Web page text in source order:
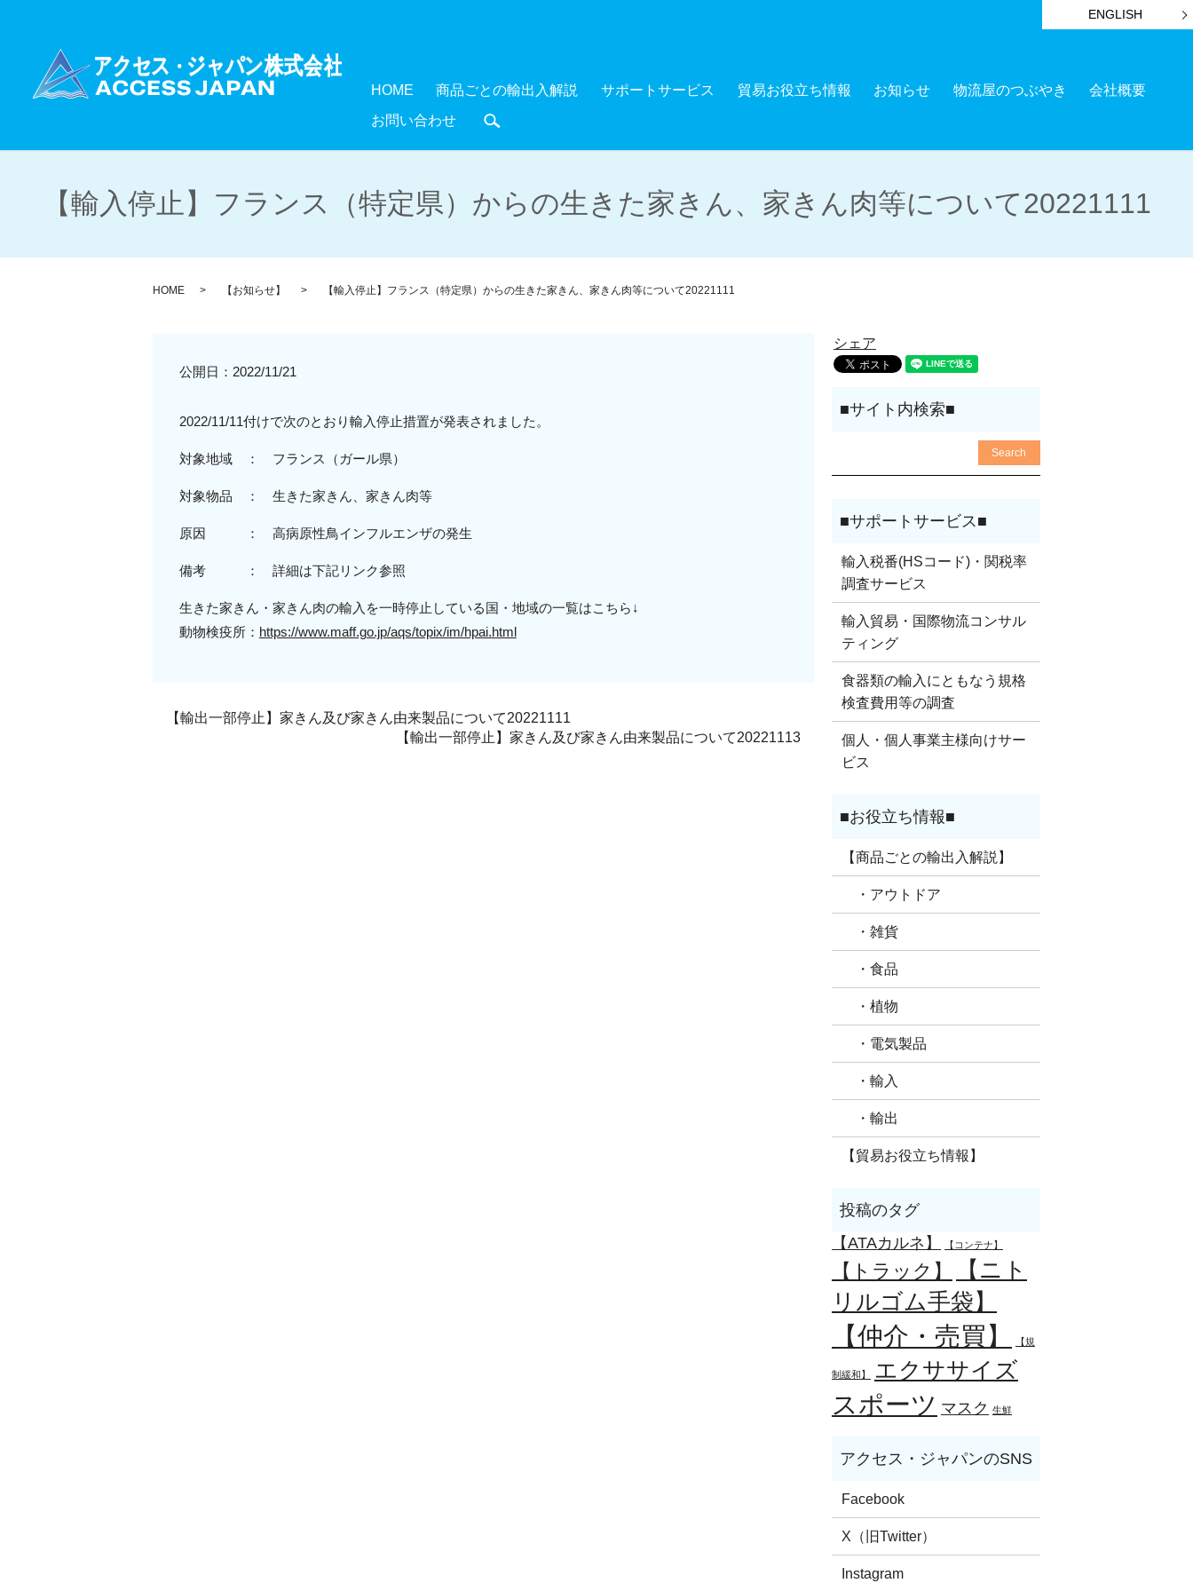
ENGLISH
HOME 商品ごとの輸出入解説 サポートサービス 貿易お役立ち情報 お知らせ 物流屋のつぶやき
会社概要
お問い合わせ
【輸入停止】フランス（特定県）からの生きた家きん、家きん肉等について20221111
HOME 【お知らせ】 【輸入停止】フランス（特定県）からの生きた家きん、家きん肉等について20221111
公開日： 2022/11/21
2022/11/11付けで次のとおり輸入停止措置が発表されました。
対象地域 ： フランス（ガール県）
対象物品 ： 生きた家きん、家きん肉等
原因 ： 高病原性鳥インフルエンザの発生
備考 ： 詳細は下記リンク参照
生きた家きん・家きん肉の輸入を一時停止している国・地域の一覧はこちら↓
動物検疫所： https://www.maff.go.jp/aqs/topix/im/hpai.html
【輸出一部停止】家きん及び家きん由来製品について20221111
【輸出一部停止】家きん及び家きん由来製品について20221113
シェア
輸入税番(HSコード)・関税率
調査サービス
輸入貿易・国際物流コンサル
ティング
食器類の輸入にともなう規格
検査費用等の調査
個人・個人事業主様向けサー
ビス
【商品ごとの輸出入解説】
・アウトドア
・雑貨
・食品
・植物
・電気製品
・輸入
・輸出
【貿易お役立ち情報】
【ATAカルネ】 【コンテナ】
【トラック】
【ニト
リルゴム手袋】
【仲介・売買】 【規
制緩和】 エクササイズ
スポーツ マスク 生鮮
Facebook
X（旧Twitter）
Instagram